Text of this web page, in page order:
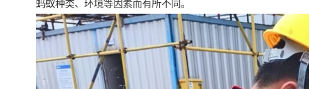
蚂蚁种类、环境等因素而有所不同。